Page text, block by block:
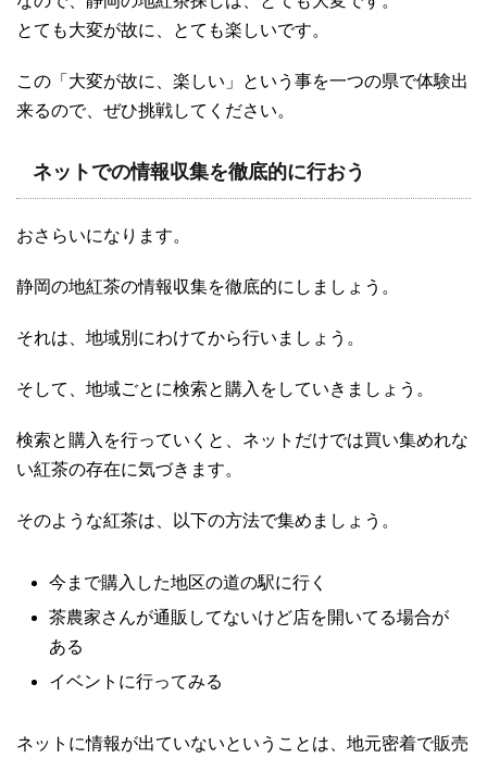
とても大変が故に、とても楽しいです。
この「大変が故に、楽しい」という事を一つの県で体験出
来るので、ぜひ挑戦してください。
ネットでの情報収集を徹底的に行おう
おさらいになります。
静岡の地紅茶の情報収集を徹底的にしましょう。
それは、地域別にわけてから行いましょう。
そして、地域ごとに検索と購入をしていきましょう。
検索と購入を行っていくと、ネットだけでは買い集めれな
い紅茶の存在に気づきます。
そのような紅茶は、以下の方法で集めましょう。
今まで購入した地区の道の駅に行く
茶農家さんが通販してないけど店を開いてる場合が
ある
イベントに行ってみる
ネットに情報が出ていないということは、地元密着で販売